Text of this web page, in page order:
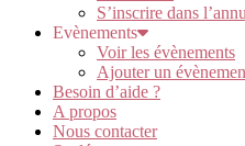
S’inscrire dans
Evènements
Voir les évènements
Ajouter un
Besoin d’aide ?
A propos
Nous contacter